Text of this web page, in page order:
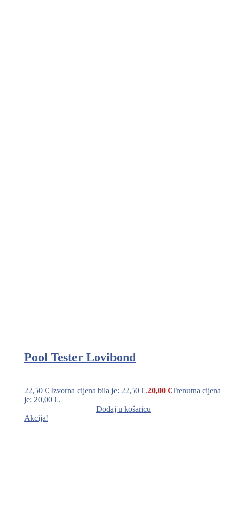
Pool Tester Lovibond
22,50€ Izvorna cijena bila je: 22,50 €.20,00 €Trenutna cijena
je: 20,00 €.
Dodaj u košaricu
Akcija!